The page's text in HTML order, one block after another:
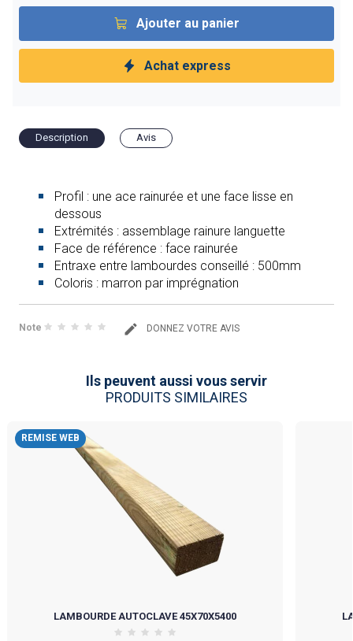
Ajouter au panier
Achat express
Description Avis
Profil : une ace rainurée et une face lisse en
dessous
Extrémités : assemblage rainure languette
Face de référence : face rainurée
Entraxe entre lambourdes conseillé : 500mm
Coloris : marron par imprégnation
Note DONNEZ VOTRE AVIS
Ils peuvent aussi vous servir
PRODUITS SIMILAIRES
REMISE WEB
LAMBOURDE AUTOCLAVE 45X70X5400